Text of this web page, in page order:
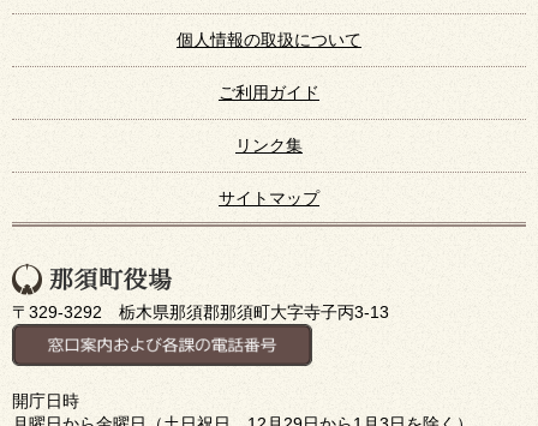
個人情報の取扱について
ご利用ガイド
リンク集
サイトマップ
〒329-3292 栃木県那須郡那須町大字寺子丙3-13
開庁日時